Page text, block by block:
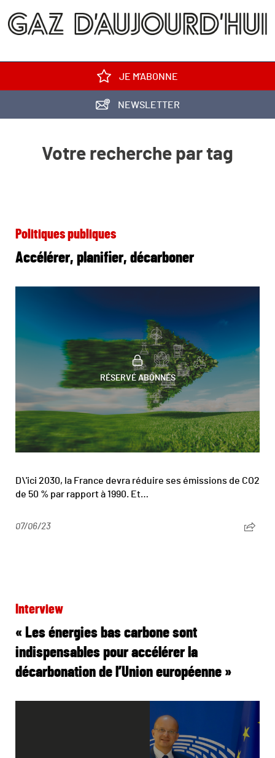
JE M'ABONNE
NEWSLETTER
Votre recherche par tag
Politiques publiques
Accélérer, planifier, décarboner
RÉSERVÉ ABONNÉS
D\'ici 2030, la France devra réduire ses émissions de CO2
de 50 % par rapport à 1990. Et…
07/06/23
Interview
« Les énergies bas carbone sont
indispensables pour accélérer la
décarbonation de l’Union européenne »